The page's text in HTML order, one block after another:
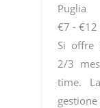
Puglia
€7 - €12
Si offre
2/3
time.